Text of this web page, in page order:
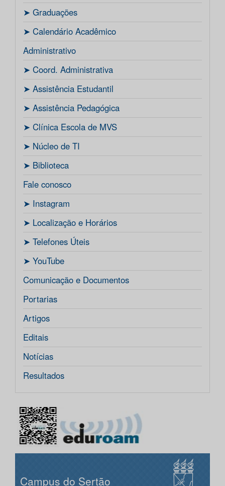
ㅤ➤ Graduações
ㅤ➤ Calendário Acadêmico
Administrativo
ㅤ➤ Coord. Administrativa
ㅤ➤ Assistência Estudantil
ㅤ➤ Assistência Pedagógica
ㅤ➤ Clínica Escola de MVS
ㅤ➤ Núcleo de TI
ㅤ➤ Biblioteca
Fale conosco
ㅤ➤ Instagram
ㅤ➤ Localização e Horários
ㅤ➤ Telefones Úteis
ㅤ➤ YouTube
Comunicação e Documentos
Portarias
Artigos
Editais
Notícias
Resultados
Campus do Sertão